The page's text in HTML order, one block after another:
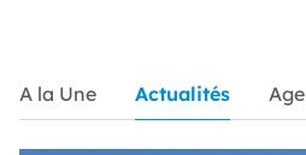
A la Une Actualités